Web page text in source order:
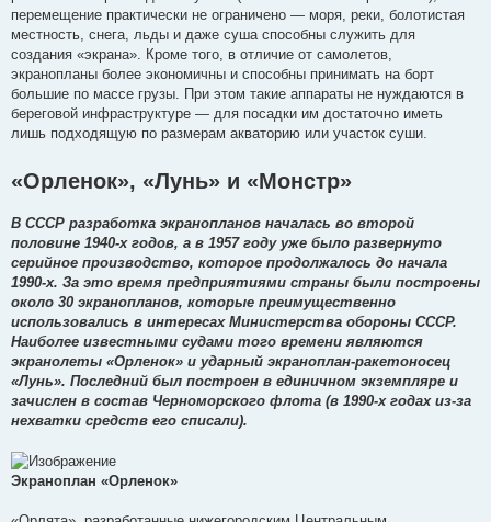
перемещение практически не ограничено — моря, реки, болотистая
местность, снега, льды и даже суша способны служить для
создания «экрана». Кроме того, в отличие от самолетов,
экранопланы более экономичны и способны принимать на борт
большие по массе грузы. При этом такие аппараты не нуждаются в
береговой инфраструктуре — для посадки им достаточно иметь
лишь подходящую по размерам акваторию или участок суши.
«Орленок», «Лунь» и «Монстр»
В СССР разработка экранопланов началась во второй
половине 1940-х годов, а в 1957 году уже было развернуто
серийное производство, которое продолжалось до начала
1990-х. За это время предприятиями страны были построены
около 30 экранопланов, которые преимущественно
использовались в интересах Министерства обороны СССР.
Наиболее известными судами того времени являются
экранолеты «Орленок» и ударный экраноплан-ракетоносец
«Лунь». Последний был построен в единичном экземпляре и
зачислен в состав Черноморского флота (в 1990-х годах из-за
нехватки средств его списали).
Экраноплан «Орленок»